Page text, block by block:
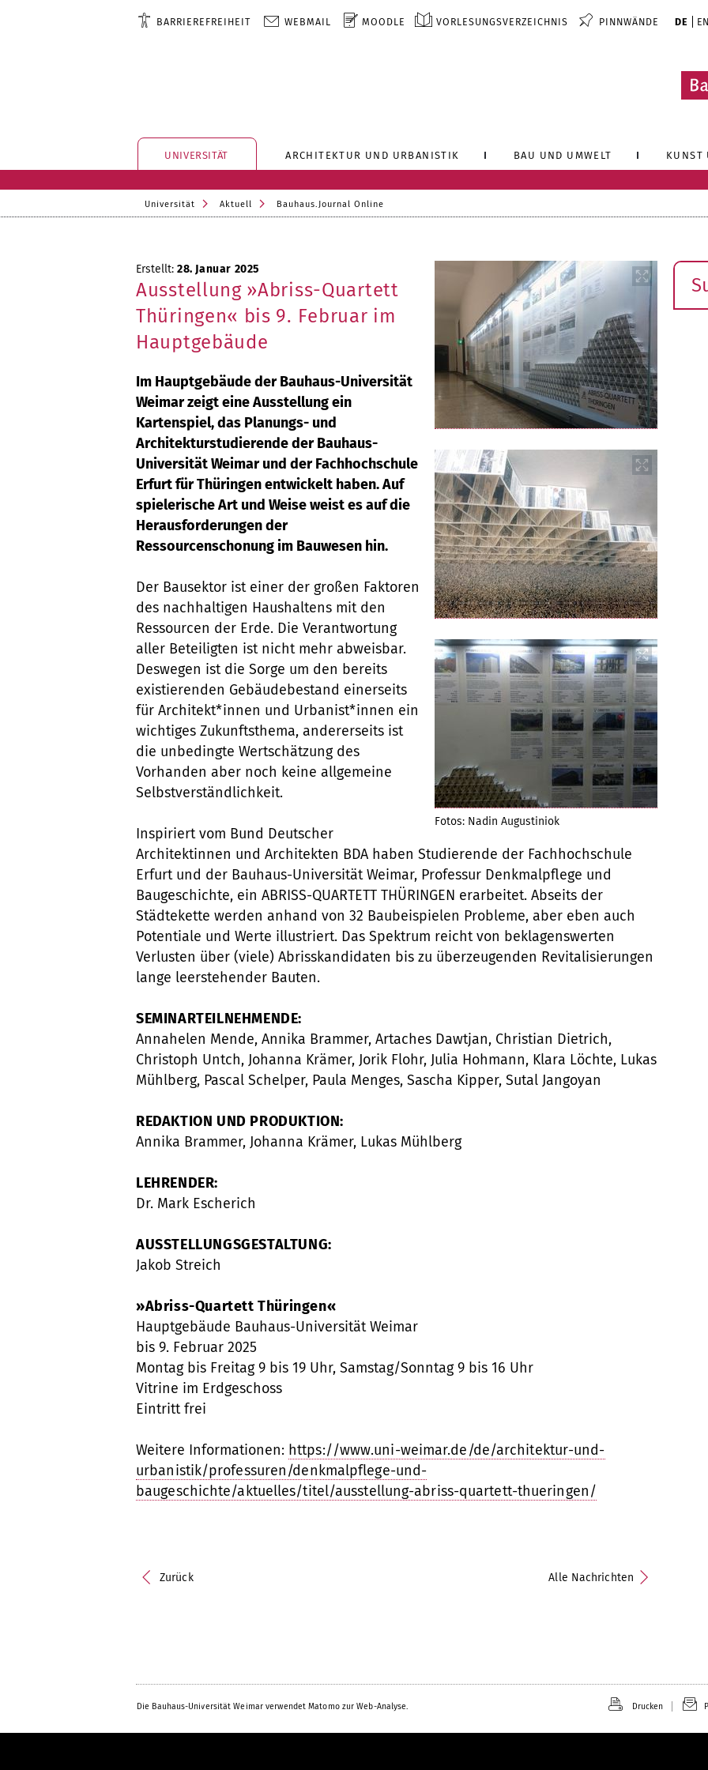
BARRIEREFREIHEIT WEBMAIL MOODLE VORLESUNGSVERZEICHNIS PINNWÄNDE DE EN
UNIVERSITÄT ARCHITEKTUR UND URBANISTIK BAU UND UMWELT KUNST
Universität Aktuell Bauhaus.Journal Online
Fotos: Nadin Augustiniok
Erstellt: 28. Januar 2025
Ausstellung »Abriss-Quartett
Thüringen« bis 9. Februar im
Hauptgebäude
Im Hauptgebäude der Bauhaus-Universität
Weimar zeigt eine Ausstellung ein
Kartenspiel, das Planungs- und
Architekturstudierende der Bauhaus-
Universität Weimar und der Fachhochschule
Erfurt für Thüringen entwickelt haben. Auf
spielerische Art und Weise weist es auf die
Herausforderungen der
Ressourcenschonung im Bauwesen hin.
Der Bausektor ist einer der großen Faktoren
des nachhaltigen Haushaltens mit den
Ressourcen der Erde. Die Verantwortung
aller Beteiligten ist nicht mehr abweisbar.
Deswegen ist die Sorge um den bereits
existierenden Gebäudebestand einerseits
für Architekt*innen und Urbanist*innen ein
wichtiges Zukunftsthema, andererseits ist
die unbedingte Wertschätzung des
Vorhanden aber noch keine allgemeine
Selbstverständlichkeit.
Inspiriert vom Bund Deutscher
Architektinnen und Architekten BDA haben Studierende der Fachhochschule
Erfurt und der Bauhaus-Universität Weimar, Professur Denkmalpflege und
Baugeschichte, ein ABRISS-QUARTETT THÜRINGEN erarbeitet. Abseits der
Städtekette werden anhand von 32 Baubeispielen Probleme, aber eben auch
Potentiale und Werte illustriert. Das Spektrum reicht von beklagenswerten
Verlusten über (viele) Abrisskandidaten bis zu überzeugenden Revitalisierungen
lange leerstehender Bauten.
SEMINARTEILNEHMENDE:
Annahelen Mende, Annika Brammer, Artaches Dawtjan, Christian Dietrich,
Christoph Untch, Johanna Krämer, Jorik Flohr, Julia Hohmann, Klara Löchte, Lukas
Mühlberg, Pascal Schelper, Paula Menges, Sascha Kipper, Sutal Jangoyan
REDAKTION UND PRODUKTION:
Annika Brammer, Johanna Krämer, Lukas Mühlberg
LEHRENDER:
Dr. Mark Escherich
AUSSTELLUNGSGESTALTUNG:
Jakob Streich
»Abriss-Quartett Thüringen«
Hauptgebäude Bauhaus-Universität Weimar
bis 9. Februar 2025
Montag bis Freitag 9 bis 19 Uhr, Samstag/Sonntag 9 bis 16 Uhr
Vitrine im Erdgeschoss
Eintritt frei
Weitere Informationen: https://www.uni-weimar.de/de/architektur-und-
urbanistik/professuren/denkmalpflege-und-
baugeschichte/aktuelles/titel/ausstellung-abriss-quartett-thueringen/
Zurück Alle Nachrichten
Suche
Die Bauhaus-Universität Weimar verwendet Matomo zur Web-Analyse. Drucken